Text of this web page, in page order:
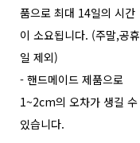
품으로 최대 14일의 시간
이 소요됩니다. (주말,공휴
일 제외)
- 핸드메이드 제품으로
1~2cm의 오차가 생길 수
있습니다.